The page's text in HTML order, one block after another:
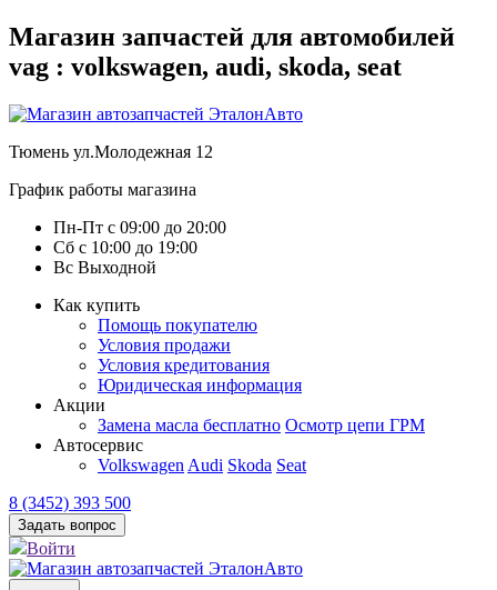
Магазин запчастей для автомобилей
vag : volkswagen, audi, skoda, seat
Тюмень ул.Молодежная 12
График работы магазина
Пн-Пт с 09:00 до 20:00
Сб с 10:00 до 19:00
Вс Выходной
Как купить
Помощь покупателю
Условия продажи
Условия кредитования
Юридическая информация
Акции
Замена масла бесплатно Осмотр цепи ГРМ
Автосервис
Volkswagen Audi Skoda Seat
8 (3452) 393 500
Задать вопрос
Войти